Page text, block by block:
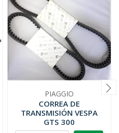
PIAGGIO
CORREA DE
TRANSMISIÓN VESPA
GTS 300